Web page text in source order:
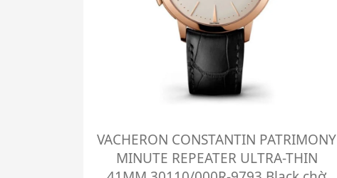
VACHERON CONSTANTIN PATRIMONY
MINUTE REPEATER ULTRA-THIN